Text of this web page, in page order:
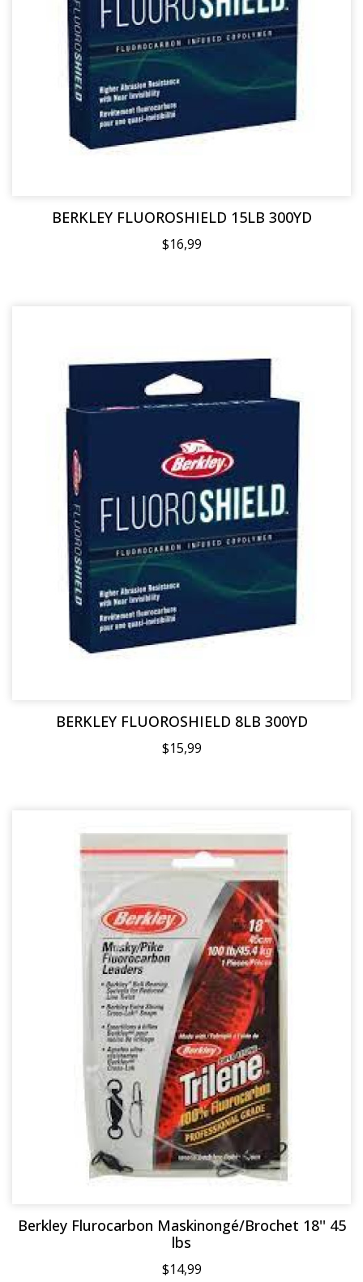
BERKLEY FLUOROSHIELD 15LB 300YD
$16,99
BERKLEY FLUOROSHIELD 8LB 300YD
$15,99
Berkley Flurocarbon Maskinongé/Brochet 18'' 45
lbs
$14,99